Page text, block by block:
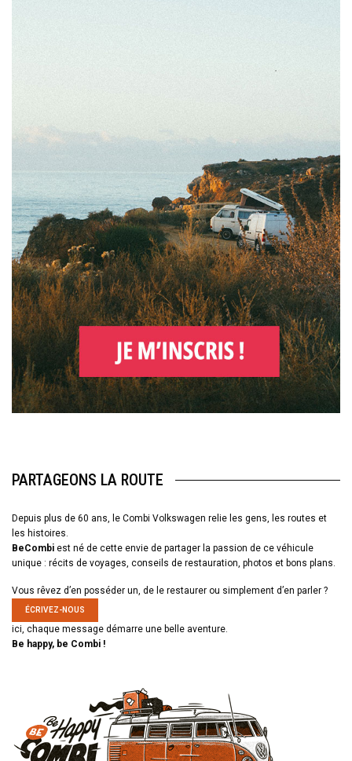
PARTAGEONS LA ROUTE
Depuis plus de 60 ans, le Combi Volkswagen relie les gens, les routes et
les histoires.
BeCombi est né de cette envie de partager la passion de ce véhicule
unique : récits de voyages, conseils de restauration, photos et bons plans.
Vous rêvez d’en posséder un, de le restaurer ou simplement d’en parler ?
ÉCRIVEZ-NOUS
ici, chaque message démarre une belle aventure.
Be happy, be Combi !